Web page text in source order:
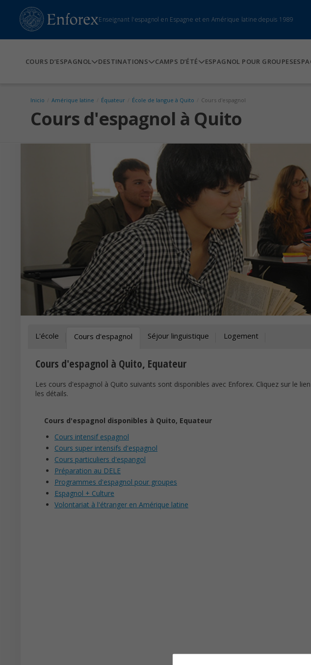
Enseignant l'espagnol en Espagne et en Amérique latine depuis 1989
COURS D’ESPAGNOL DESTINATIONS CAMPS D’ÉTÉ ESPAGNOL POUR GROUPES
Inicio Amérique latine Équateur École de langue à Quito Cours d'espagnol
Cours d'espagnol à Quito
L'école Cours d'espagnol Séjour linguistique Logement
Cours d'espagnol à Quito, Equateur
Les cours d'espagnol à Quito suivants sont disponibles avec Enforex. Cliquez sur le
les détails.
Cours d'espagnol disponibles à Quito, Equateur
Cours intensif espagnol
Cours super intensifs d'espagnol
Cours particuliers d'espangol
Préparation au DELE
Programmes d'espagnol pour groupes
Espagnol + Culture
Volontariat à l'étranger en Amérique latine